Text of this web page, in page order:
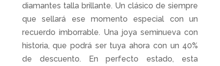
diamantes talla brillante. Un clásico de siempre
que sellará ese momento especial con un
recuerdo imborrable. Una joya seminueva con
historia, que podrá ser tuya ahora con un 40%
de descuento. En perfecto estado, esta